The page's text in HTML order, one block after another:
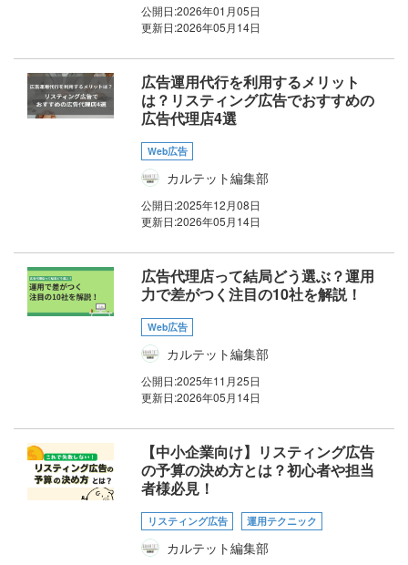
公開日:2026年01月05日
更新日:2026年05月14日
広告運用代行を利用するメリット
は？リスティング広告でおすすめの
広告代理店4選
Web広告
カルテット編集部
公開日:2025年12月08日
更新日:2026年05月14日
広告代理店って結局どう選ぶ？運用
力で差がつく注目の10社を解説！
Web広告
カルテット編集部
公開日:2025年11月25日
更新日:2026年05月14日
【中小企業向け】リスティング広告
の予算の決め方とは？初心者や担当
者様必見！
リスティング広告 運用テクニック
カルテット編集部